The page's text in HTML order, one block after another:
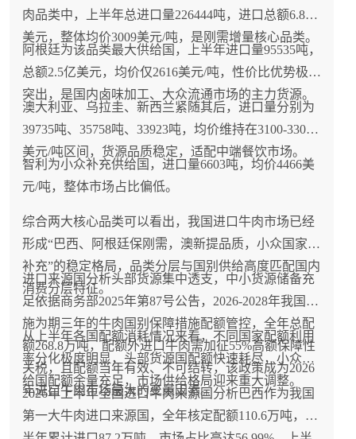
肉品类中，上半年总进口量226444吨，进口总额6.8亿
美元，整体均价3009美元/吨，是刚需增量核心品类。
阿根廷为该品类最大供给国，上半年进口量95535吨，
总额2.5亿美元，均价仅2616美元/吨，性价比优势极为
突出，是国内卤味加工、大众流通市场的主力货源。
澳大利亚、乌拉圭、新西兰紧随其后，进口量分别为
39735吨、35758吨、33923吨，均价维持在3100-3300
美元/吨区间，货源品质稳定，适配中端餐饮市场。
智利为小众补充供给国，进口量6603吨，均价4466美
元/吨，整体市场占比偏低。
综合两大核心品类可以看出，我国进口牛肉市场已经
形成“巴西、阿根廷保刚需，澳新提品质，小众国家做
补充”的稳定格局，品类分层与国别供给高度匹配国内
消费分层特征。
进口来源国分析头部货源集中透支，中小货源储备充
足依据商务部2025年第87号公告，2026-2028年我国实
施为期三年的牛肉国别保障措施配额管控，全年总配
额268.8万吨，配额外进口牛肉需加征55%高额保障性
关税，且配额当年有效、不可结转，该政策成为2026
年进口牛肉市场最大的变量因素。
从上半年各国配额消耗情况来看，不同国家配额利用
率分化极度明显，头部货源国配额快速耗尽，小众供
给国配额余量充足，市场供给格局迎来重大调整。
2026年上半年全国进口牛肉来源国分析巴西作为我国
第一大牛肉进口来源国，全年核定配额110.6万吨，上